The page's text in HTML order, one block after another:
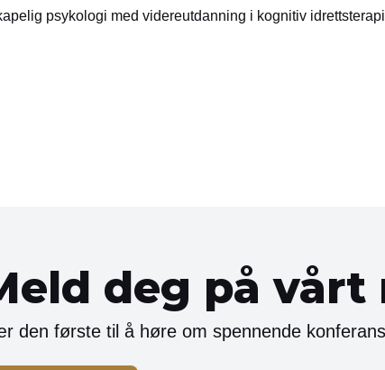
psykologi med videreutdanning i kognitiv
deg på
den første til å høre om spennende